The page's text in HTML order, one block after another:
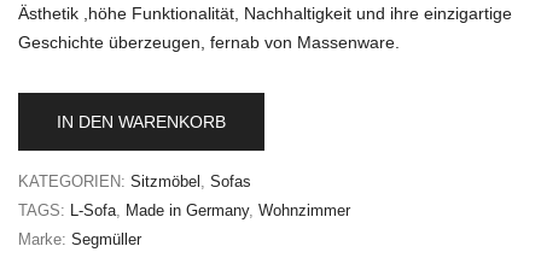
Ästhetik ,höhe Funktionalität, Nachhaltigkeit und ihre einzigartige
Geschichte überzeugen, fernab von Massenware.
IN DEN WARENKORB
KATEGORIEN: Sitzmöbel , Sofas
TAGS: L-Sofa, Made in Germany, Wohnzimmer
Marke: Segmüller